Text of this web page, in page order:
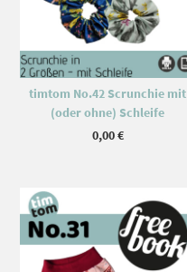
timtom No.42 Scrunchie mit
(oder ohne) Schleife
0,00€